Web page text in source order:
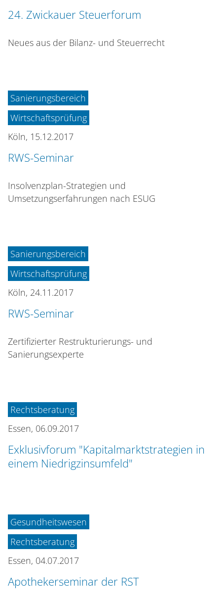
24. Zwickauer Steuerforum
Neues aus der Bilanz- und Steuerrecht
Sanierungsbereich
Wirtschaftsprüfung
Köln, 15.12.2017
RWS-Seminar
Insolvenzplan-Strategien und
Umsetzungserfahrungen nach ESUG
Sanierungsbereich
Wirtschaftsprüfung
Köln, 24.11.2017
RWS-Seminar
Zertifizierter Restrukturierungs- und
Sanierungsexperte
Rechtsberatung
Essen, 06.09.2017
Exklusivforum "Kapitalmarktstrategien in
einem Niedrigzinsumfeld"
Gesundheitswesen
Rechtsberatung
Essen, 04.07.2017
Apothekerseminar der RST